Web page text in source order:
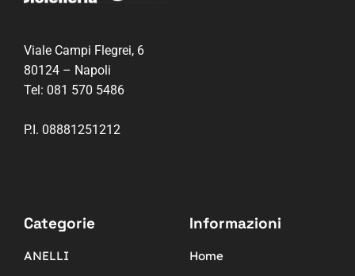
Viale Campi Flegrei, 6
80124 – Napoli
Tel: 081 570 5486
P.I. 08881251212
Categorie
ANELLI
Informazioni
Home